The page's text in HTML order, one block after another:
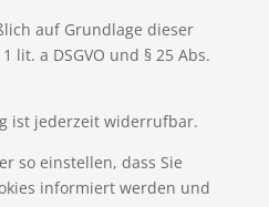
auf Grundlage dieser
lit. a DSGVO und § 25 Abs.
ist jederzeit widerrufbar.
so einstellen, dass Sie
informiert werden und